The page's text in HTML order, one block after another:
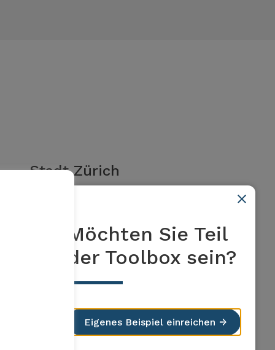
Möchten Sie Teil
der Toolbox sein?
Eigenes Beispiel einreichen
Stadt Zürich
Mehr erfahren